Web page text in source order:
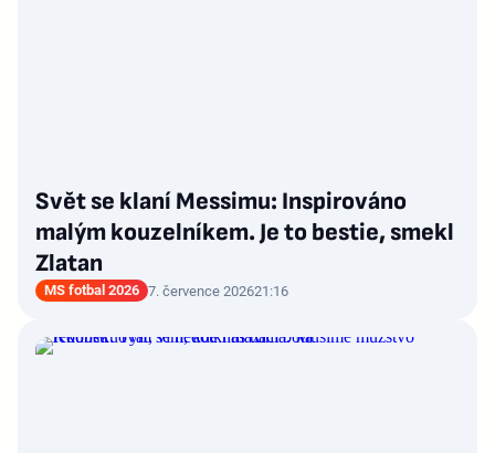
Svět se klaní Messimu: Inspirováno
malým kouzelníkem. Je to bestie, smekl
Zlatan
MS fotbal 2026 7. července 202621:16